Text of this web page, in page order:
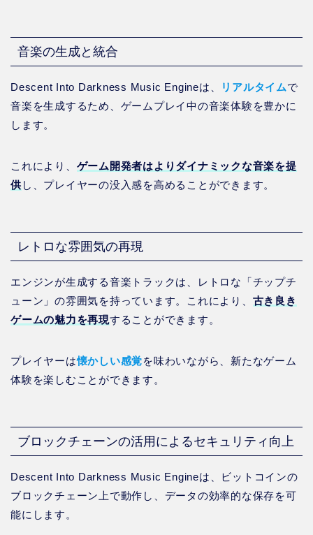
音楽の生成と統合
Descent Into Darkness Music Engineは、 リアルタイムで
音楽を生成するため、ゲームプレイ中の音楽体験を豊かに
します。
これにより、 ゲーム開発者はよりダイナミックな音楽を提
供 し、プレイヤーの没入感を高めることができます。
レトロな雰囲気の再現
エンジンが生成する音楽トラックは、レトロな「チップチ
ューン」の雰囲気を持っています。これにより、 古き良き
ゲームの魅力を再現することができます。
プレイヤーは懐かしい感覚を味わいながら、新たなゲーム
体験を楽しむことができます。
ブロックチェーンの活用によるセキュリティ向上
Descent Into Darkness Music Engineは、ビットコインの
ブロックチェーン上で動作し、データの効率的な保存を可
能にします。